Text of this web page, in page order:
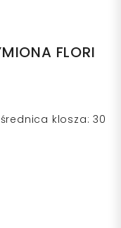
FLORI
klosza: 30